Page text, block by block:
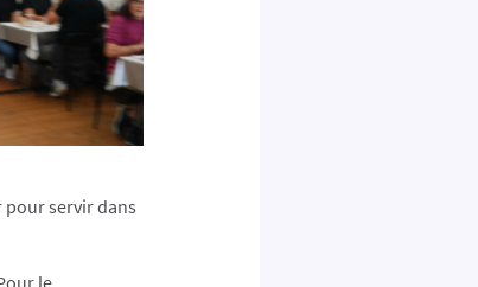
pour servir dans